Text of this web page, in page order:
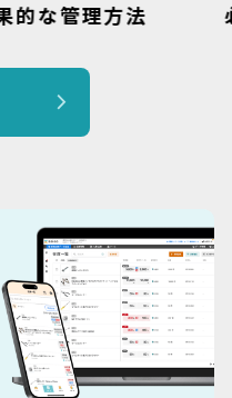
な管理方法